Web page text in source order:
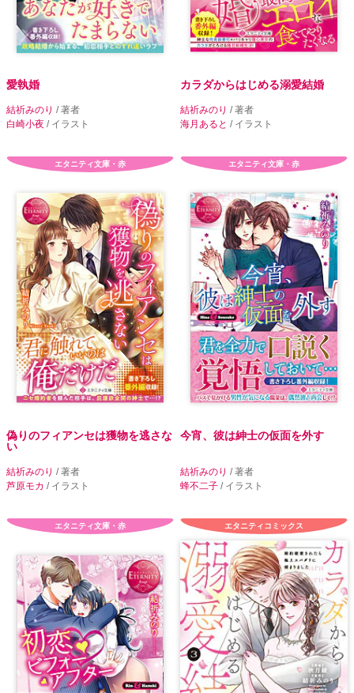
愛執婚
結祈みのり / 著者
白崎小夜 / イラスト
カラダからはじめる溺愛結婚
結祈みのり / 著者
海月あると / イラスト
エタニティ文庫・赤
偽りのフィアンセは獲物を逃さな
い
結祈みのり / 著者
芦原モカ / イラスト
エタニティ文庫・赤
今宵、彼は紳士の仮面を外す
結祈みのり / 著者
蜂不二子 / イラスト
エタニティ文庫・赤 エタニティコミックス